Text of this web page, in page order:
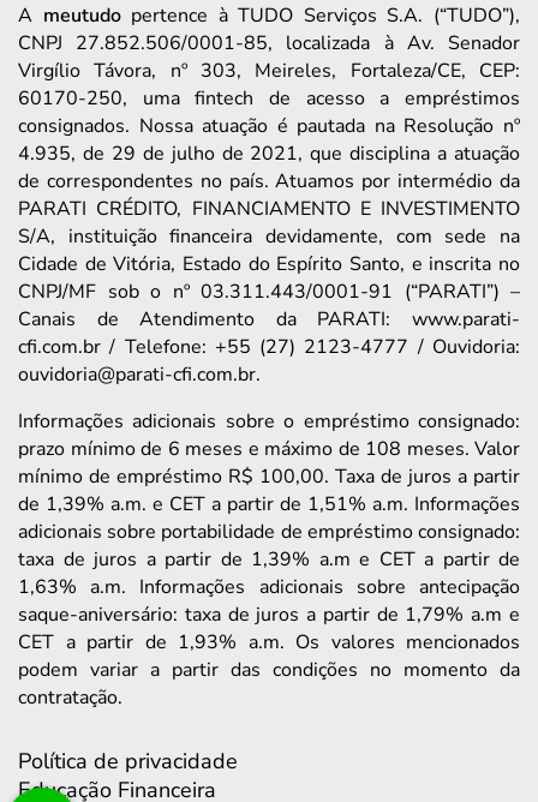
A meutudopertence à TUDO Serviços S.A. (“TUDO”),
CNPJ 27.852.506/0001-85, localizada à Av. Senador
Virgílio Távora, nº 303, Meireles, Fortaleza/CE, CEP:
60170-250, uma fintech de acesso a empréstimos
consignados. Nossa atuação é pautada na Resolução nº
4.935, de 29 de julho de 2021, que disciplina a atuação
de correspondentes no país. Atuamos por intermédio da
PARATI CRÉDITO, FINANCIAMENTO E INVESTIMENTO
S/A, instituição financeira devidamente, com sede na
Cidade de Vitória, Estado do Espírito Santo, e inscrita no
CNPJ/MF sob o nº 03.311.443/0001-91 (“PARATI”) –
Canais de Atendimento da PARATI: www.parati-
cfi.com.br / Telefone: +55 (27) 2123-4777 / Ouvidoria:
ouvidoria@parati-cfi.com.br.
Informações adicionais sobre o empréstimo consignado:
prazo mínimo de 6 meses e máximo de 108 meses. Valor
mínimo de empréstimo R$ 100,00. Taxa de juros a partir
de 1,39% a.m. e CET a partir de 1,51% a.m. Informações
adicionais sobre portabilidade de empréstimo consignado:
taxa de juros a partir de 1,39% a.m e CET a partir de
1,63% a.m. Informações adicionais sobre antecipação
saque-aniversário: taxa de juros a partir de 1,79% a.m e
CET a partir de 1,93% a.m. Os valores mencionados
podem variar a partir das condições no momento da
contratação.
Política de privacidade
Educação Financeira